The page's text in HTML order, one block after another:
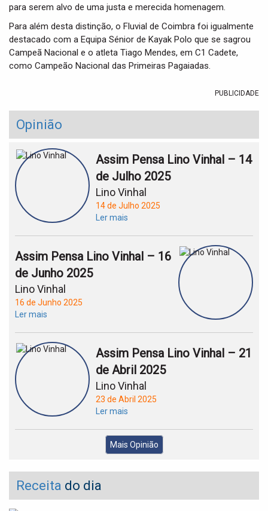
para serem alvo de uma justa e merecida homenagem.
Para além desta distinção, o Fluvial de Coimbra foi igualmente
destacado com a Equipa Sénior de Kayak Polo que se sagrou
Campeã Nacional e o atleta Tiago Mendes, em C1 Cadete,
como Campeão Nacional das Primeiras Pagaiadas.
PUBLICIDADE
Opinião
Assim Pensa Lino Vinhal – 14
de Julho 2025
Lino Vinhal
14 de Julho 2025
Ler mais
Assim Pensa Lino Vinhal – 16
de Junho 2025
Lino Vinhal
16 de Junho 2025
Ler mais
Assim Pensa Lino Vinhal – 21
de Abril 2025
Lino Vinhal
23 de Abril 2025
Ler mais
Mais Opinião
Receita do dia